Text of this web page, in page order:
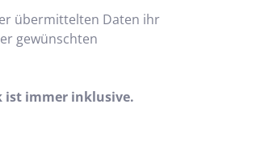
übermittelten Daten ihr
gewünschten
ist immer inklusive.